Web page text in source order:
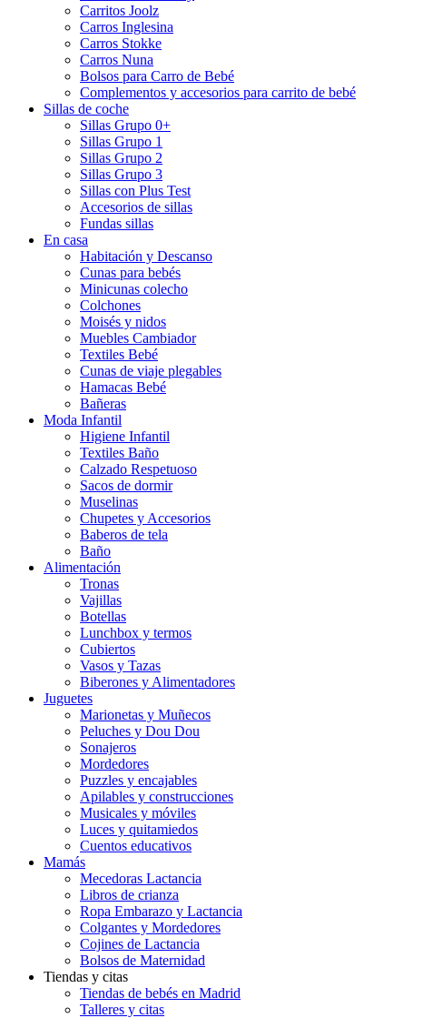
Carritos Joolz
Carros Inglesina
Carros Stokke
Carros Nuna
Bolsos para Carro de Bebé
Complementos y accesorios para carrito de bebé
Sillas de coche
Sillas Grupo 0+
Sillas Grupo 1
Sillas Grupo 2
Sillas Grupo 3
Sillas con Plus Test
Accesorios de sillas
Fundas sillas
En casa
Habitación y Descanso
Cunas para bebés
Minicunas colecho
Colchones
Moisés y nidos
Muebles Cambiador
Textiles Bebé
Cunas de viaje plegables
Hamacas Bebé
Bañeras
Moda Infantil
Higiene Infantil
Textiles Baño
Calzado Respetuoso
Sacos de dormir
Muselinas
Chupetes y Accesorios
Baberos de tela
Baño
Alimentación
Tronas
Vajillas
Botellas
Lunchbox y termos
Cubiertos
Vasos y Tazas
Biberones y Alimentadores
Juguetes
Marionetas y Muñecos
Peluches y Dou Dou
Sonajeros
Mordedores
Puzzles y encajables
Apilables y construcciones
Musicales y móviles
Luces y quitamiedos
Cuentos educativos
Mamás
Mecedoras Lactancia
Libros de crianza
Ropa Embarazo y Lactancia
Colgantes y Mordedores
Cojines de Lactancia
Bolsos de Maternidad
Tiendas y citas
Tiendas de bebés en Madrid
Talleres y citas